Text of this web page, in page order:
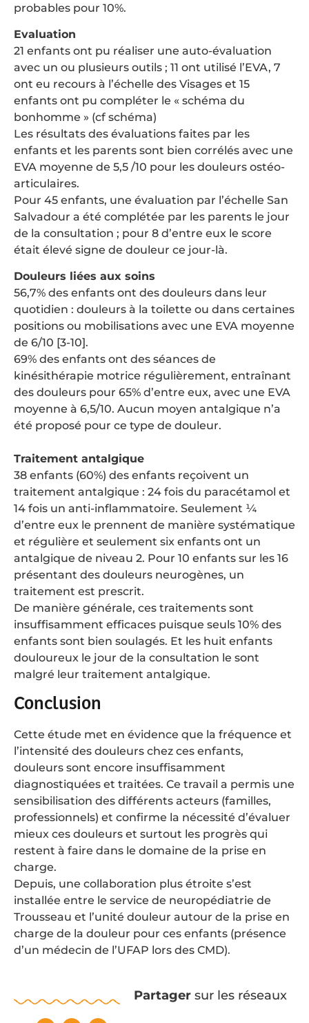
probables pour 10%.
Evaluation
21 enfants ont pu réaliser une auto-évaluation
avec un ou plusieurs outils ; 11 ont utilisé l’EVA, 7
ont eu recours à l’échelle des Visages et 15
enfants ont pu compléter le « schéma du
bonhomme » (cf schéma)
Les résultats des évaluations faites par les
enfants et les parents sont bien corrélés avec une
EVA moyenne de 5,5 /10 pour les douleurs ostéo-
articulaires.
Pour 45 enfants, une évaluation par l’échelle San
Salvadour a été complétée par les parents le jour
de la consultation ; pour 8 d’entre eux le score
était élevé signe de douleur ce jour-là.
Douleurs liées aux soins
56,7% des enfants ont des douleurs dans leur
quotidien : douleurs à la toilette ou dans certaines
positions ou mobilisations avec une EVA moyenne
de 6/10 [3-10].
69% des enfants ont des séances de
kinésithérapie motrice régulièrement, entraînant
des douleurs pour 65% d’entre eux, avec une EVA
moyenne à 6,5/10. Aucun moyen antalgique n’a
été proposé pour ce type de douleur.
Traitement antalgique
38 enfants (60%) des enfants reçoivent un
traitement antalgique : 24 fois du paracétamol et
14 fois un anti-inflammatoire. Seulement ¼
d’entre eux le prennent de manière systématique
et régulière et seulement six enfants ont un
antalgique de niveau 2. Pour 10 enfants sur les 16
présentant des douleurs neurogènes, un
traitement est prescrit.
De manière générale, ces traitements sont
insuffisamment efficaces puisque seuls 10% des
enfants sont bien soulagés. Et les huit enfants
douloureux le jour de la consultation le sont
malgré leur traitement antalgique.
Conclusion
Cette étude met en évidence que la fréquence et
l’intensité des douleurs chez ces enfants,
douleurs sont encore insuffisamment
diagnostiquées et traitées. Ce travail a permis une
sensibilisation des différents acteurs (familles,
professionnels) et confirme la nécessité d’évaluer
mieux ces douleurs et surtout les progrès qui
restent à faire dans le domaine de la prise en
charge.
Depuis, une collaboration plus étroite s’est
installée entre le service de neuropédiatrie de
Trousseau et l’unité douleur autour de la prise en
charge de la douleur pour ces enfants (présence
d’un médecin de l’UFAP lors des CMD).
Partagersur les réseaux